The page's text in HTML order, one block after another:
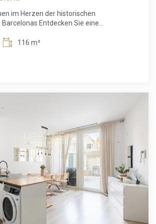
persönlich kennenzulernen. Der
keine Steuern, Notar- oder
Maklerprovisionen oder
Kosten (falls zutreffend).
im Herzen der historischen
Sie eine
einer der begehrtesten Lagen an der
Vella gelegen, vereint diese elegante
historischen Charme mit
von lokalem historischem Interesse
wurde kürzlich hochwertig renoviert,
Stuckdecken liebevoll erhalten wurden
Ausstattungsmerkmalen eine
großzügige offene Wohn-
bildet das Herzstück der Wohnung und
für gesellige Abende oder entspanntes
wird vollständig möbliert verkauft
zwei geräumigen
zwei eleganten Badezimmern bietet
Komfort und Funktionalität. Die
auf die Plaça d'Antonio López laden dazu
Flair einer der bekanntesten Plätze
116 m²